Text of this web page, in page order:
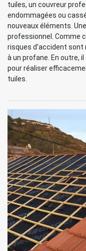
tuiles, un couvreur
endommagées ou
nouveaux éléments.
professionnel. Comme
risques d’accident
à un profane. En outre,
pour réaliser
tuiles.